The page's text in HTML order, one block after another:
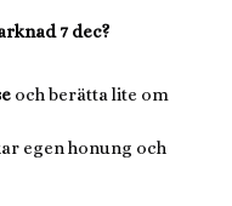
7 dec?
och berätta lite om
egen honung och